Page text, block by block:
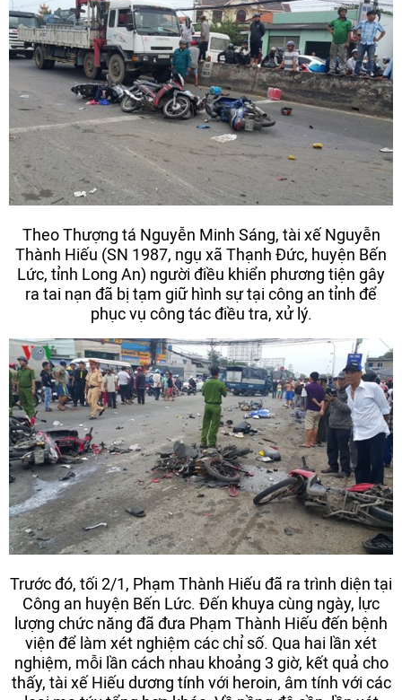
Theo Thượng tá Nguyễn Minh Sáng, tài xế Nguyễn
Thành Hiếu (SN 1987, ngụ xã Thạnh Đức, huyện Bến
Lức, tỉnh Long An) người điều khiển phương tiện gây
ra tai nạn đã bị tạm giữ hình sự tại công an tỉnh để
phục vụ công tác điều tra, xử lý.
Trước đó, tối 2/1, Phạm Thành Hiếu đã ra trình diện tại
Công an huyện Bến Lức. Đến khuya cùng ngày, lực
lượng chức năng đã đưa Phạm Thành Hiếu đến bệnh
viện để làm xét nghiệm các chỉ số. Qua hai lần xét
nghiệm, mỗi lần cách nhau khoảng 3 giờ, kết quả cho
thấy, tài xế Hiếu dương tính với heroin, âm tính với các